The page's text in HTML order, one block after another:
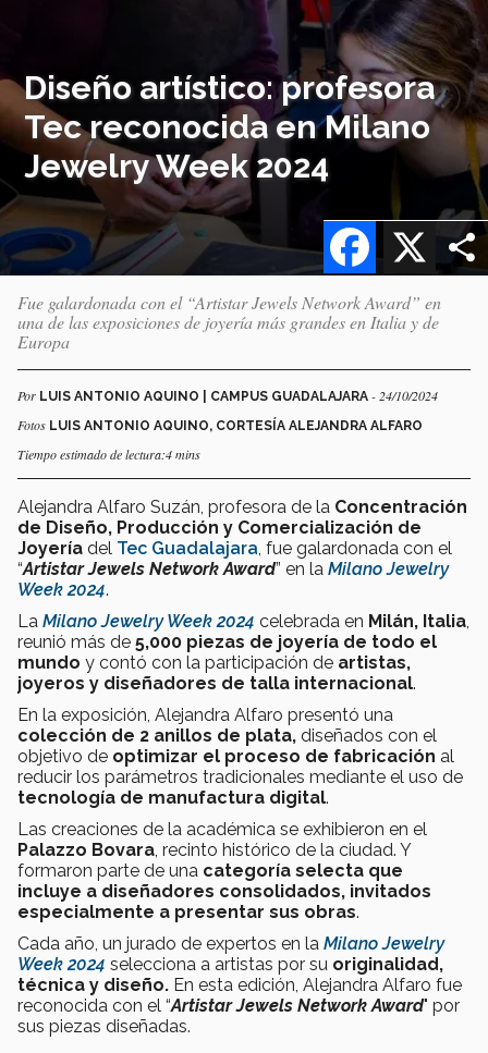
Diseño artístico: profesora
Tec reconocida en Milano
Jewelry Week 2024
X
Facebook
Fue galardonada con el “Artistar Jewels Network Award” en
una de las exposiciones de joyería más grandes en Italia y de
Europa
Por LUIS ANTONIO AQUINO | CAMPUS GUADALAJARA - 24/10/2024
Fotos LUIS ANTONIO AQUINO, CORTESÍA ALEJANDRA ALFARO
Tiempo estimado de lectura:4 mins
Alejandra Alfaro Suzán, profesora de la Concentración
de Diseño, Producción y Comercialización de
Joyería del Tec Guadalajara , fue galardonada con el
“Artistar Jewels Network Award” en la Milano Jewelry
Week 2024.
La Milano Jewelry Week 2024 celebrada en Milán, Italia
reunió más de 5,000 piezas de joyería de todo el
mundo y contó con la participación de artistas,
joyeros y diseñadores de talla internacional.
En la exposición, Alejandra Alfaro presentó una
colección de 2 anillos de plata, diseñados con el
objetivo de optimizar el proceso de fabricación al
reducir los parámetros tradicionales mediante el uso de
tecnología de manufactura digital.
Las creaciones de la académica se exhibieron en el
Palazzo Bovara , recinto histórico de la ciudad. Y
formaron parte de una categoría selecta que
incluye a diseñadores consolidados, invitados
especialmente a presentar sus obras.
Cada año, un jurado de expertos en la Milano Jewelry
Week 2024 selecciona a artistas por su originalidad,
técnica y diseño. En esta edición, Alejandra Alfaro fue
reconocida con el “Artistar Jewels Network Award" por
sus piezas diseñadas.